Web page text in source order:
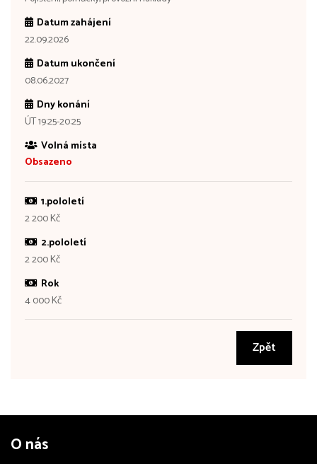
Datum zahájení
22.09.2026
Datum ukončení
08.06.2027
Dny konání
ÚT 19:25-20:25
Volná místa
Obsazeno
1.pololetí
2 200 Kč
2.pololetí
2 200 Kč
Rok
4 000 Kč
Zpět
O nás